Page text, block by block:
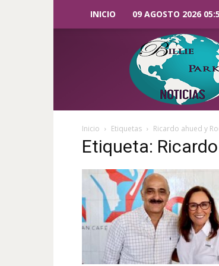
INICIO 09 AGOSTO 2026
Parker
Noticias
Inicio Etiquetas Ricardo ahued y
Etiqueta: